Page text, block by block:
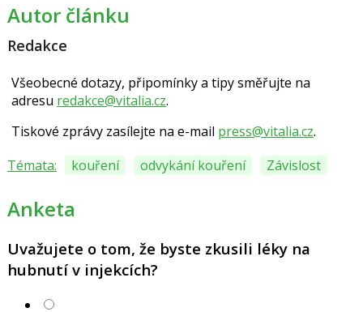
Autor článku
Redakce
Všeobecné dotazy, připomínky a tipy směřujte na
adresu redakce@vitalia.cz.
Tiskové zprávy zasílejte na e-mail press@vitalia.cz.
Témata:
kouření odvykání kouření Závislost
Anketa
Uvažujete o tom, že byste zkusili léky na
hubnutí v injekcích?